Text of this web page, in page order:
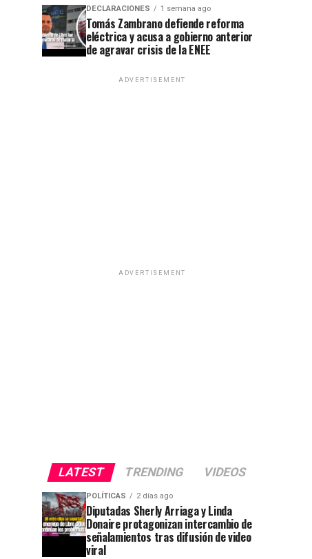
DECLARACIONES 1 semana ago
Tomás Zambrano defiende reforma
eléctrica y acusa a gobierno anterior
de agravar crisis de la ENEE
ADVERTISEMENT
ADVERTISEMENT
LATEST TRENDING VIDEOS
POLÍTICAS 2 días ago
Diputadas Sherly Arriaga y Linda
Donaire protagonizan intercambio de
señalamientos tras difusión de video
viral